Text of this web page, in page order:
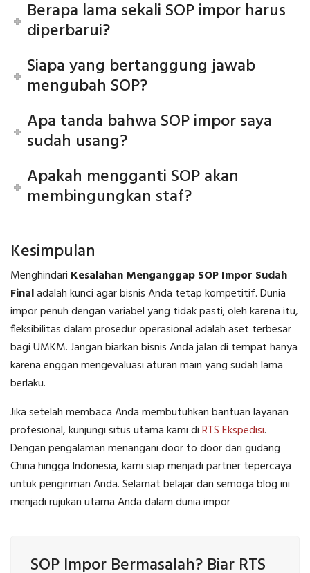
Berapa lama sekali SOP impor harus
diperbarui?
Siapa yang bertanggung jawab
mengubah SOP?
Apa tanda bahwa SOP impor saya
sudah usang?
Apakah mengganti SOP akan
membingungkan staf?
Kesimpulan
Menghindari Kesalahan Menganggap SOP Impor Sudah
Finaladalah kunci agar bisnis Anda tetap kompetitif. Dunia
impor penuh dengan variabel yang tidak pasti; oleh karena itu,
fleksibilitas dalam prosedur operasional adalah aset terbesar
bagi UMKM. Jangan biarkan bisnis Anda jalan di tempat hanya
karena enggan mengevaluasi aturan main yang sudah lama
berlaku.
Jika setelah membaca Anda membutuhkan bantuan layanan
profesional, kunjungi situs utama kami diRTS Ekspedisi.
Dengan pengalaman menangani door to door dari gudang
China hingga Indonesia, kami siap menjadi partner tepercaya
untuk pengiriman Anda. Selamat belajar dan semoga blog ini
menjadi rujukan utama Anda dalam dunia impor
SOP Impor Bermasalah? Biar RTS